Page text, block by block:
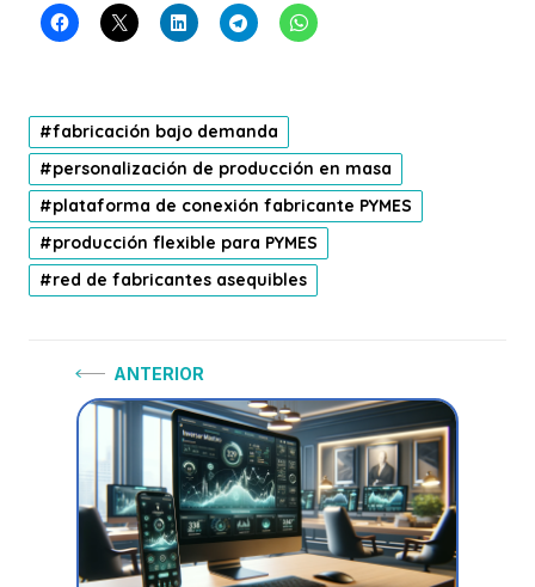
fabricación bajo demanda
personalización de producción en masa
plataforma de conexión fabricante PYMES
producción flexible para PYMES
red de fabricantes asequibles
Navegación
entradas
ANTERIOR
Anterior: